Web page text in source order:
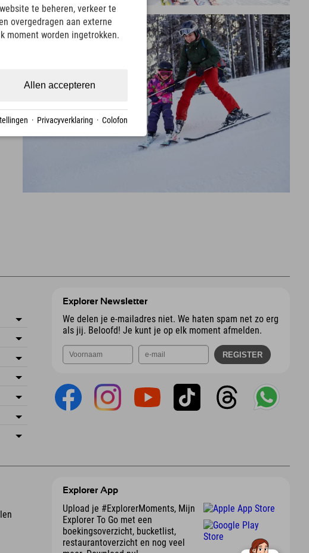
Explorer Newsletter
We delen je e-mailadres niet. We haten spam net zo erg
als jij. Beloofd! Je kunt je op elk moment afmelden.
Explorer App
Upload je #ExplorerMoments, Mijn
Explorer To Go met een
boekingsoverzicht, bucketlist,
restaurantoverzicht en nog veel
te beheren, verkeer te
overgedragen aan externe
moment worden ingetrokken.
Allen accepteren
· Privacyverklaring · Colofon